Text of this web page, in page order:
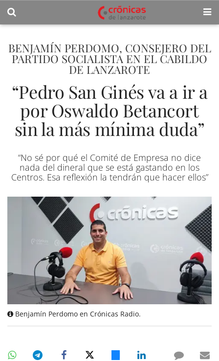
BENJAMÍN PERDOMO, CONSEJERO DEL
PARTIDO SOCIALISTA EN EL CABILDO
DE LANZAROTE
“Pedro San Ginés va a ir a
por Oswaldo Betancort
sin la más mínima duda”
“No sé por qué el Comité de Empresa no dice
nada del dineral que se está gastando en los
Centros. Esa reflexión la tendrán que hacer ellos”
Benjamín Perdomo en Crónicas Radio.